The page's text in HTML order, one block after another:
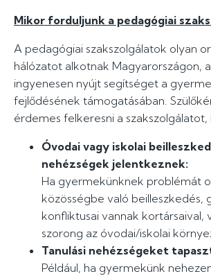
Mikor forduljunk a pedagógiai
A pedagógiai szakszolgálatok olyan
hálózatot alkotnak Magyarországon,
ingyenesen nyújt segítséget a
fejlődésének támogatásában.
érdemes felkeresni a szakszolgálatot,
Óvodai vagy iskolai
nehézségek jelentkeznek:
Ha gyermekünknek problémát
közösségbe való beilleszkedés,
konfliktusai vannak kortársaival,
szorong az óvodai/iskolai
Tanulási nehézségeket
Például, ha gyermekünk